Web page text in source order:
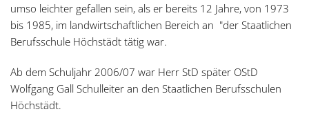
umso leichter gefallen sein, als er bereits 12 Jahre, von 1973
bis 1985, im landwirtschaftlichen Bereich an "der Staatlichen
Berufsschule Höchstädt tätig war.
Ab dem Schuljahr 2006/07 war Herr StD später OStD
Wolfgang Gall Schulleiter an den Staatlichen Berufsschulen
Höchstädt.